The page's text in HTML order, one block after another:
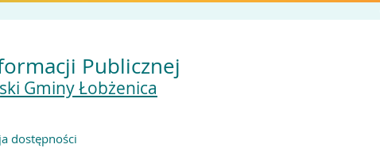
Publicznej
Gminy Łobżenica
dostępności